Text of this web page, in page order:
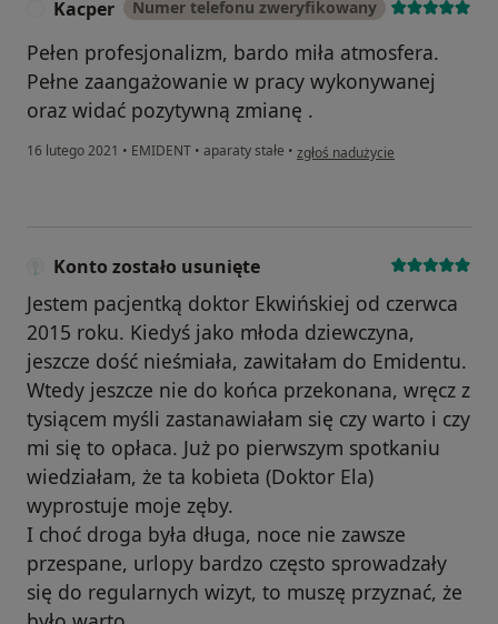
Kacper Numer telefonu zweryfikowany
Pełen profesjonalizm, bardo miła atmosfera.
Pełne zaangażowanie w pracy wykonywanej
oraz widać pozytywną zmianę .
16 lutego 2021 • EMIDENT • aparaty stałe • w opinii użytkownika Kacper
zgłoś nadużycie
Konto zostało usunięte
Jestem pacjentką doktor Ekwińskiej od czerwca
2015 roku. Kiedyś jako młoda dziewczyna,
jeszcze dość nieśmiała, zawitałam do Emidentu.
Wtedy jeszcze nie do końca przekonana, wręcz z
tysiącem myśli zastanawiałam się czy warto i czy
mi się to opłaca. Już po pierwszym spotkaniu
wiedziałam, że ta kobieta (Doktor Ela)
wyprostuje moje zęby.
I choć droga była długa, noce nie zawsze
przespane, urlopy bardzo często sprowadzały
się do regularnych wizyt, to muszę przyznać, że